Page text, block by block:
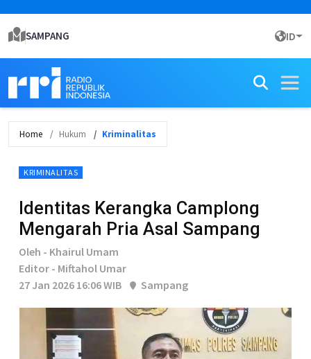
SAMPANG ID
Home Hukum Kriminalitas
KRIMINALITAS
Identitas Kerangka Camplong
Mengarah Pria Asal Sampang
Oleh - Khairul Umam
Editor - Miftahol Umar
27 Jan 2026 16:06 WIB
Sampang